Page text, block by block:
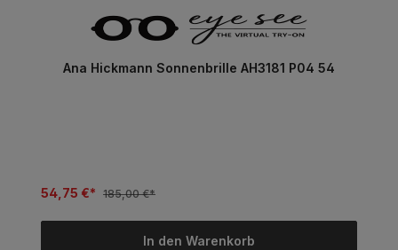
Ana Hickmann Sonnenbrille AH3181 P04 54
54,75 €* 185,00 €*
In den Warenkorb